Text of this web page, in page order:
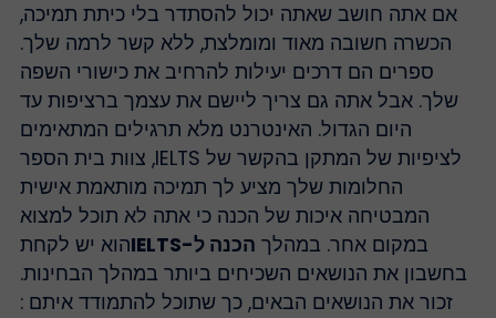
אם אתה חושב שאתה יכול להסתדר בלי כיתת תמיכה,
הכשרה חשובה מאוד ומומלצת, ללא קשר לרמה שלך.
ספרים הם דרכים יעילות להרחיב את כישורי השפה
שלך. אבל אתה גם צריך ליישם את עצמך ברציפות עד
היום הגדול. האינטרנט מלא תרגילים המתאימים
לציפיות של המתקן בהקשר של IELTS, צוות בית הספר
החלומות שלך מציע לך תמיכה מותאמת אישית
המבטיחה איכות של הכנה כי אתה לא תוכל למצוא
במקום אחר. במהלךהכנה ל-IELTS
הוא יש לקחת
בחשבון את הנושאים השכיחים ביותר במהלך הבחינות.
זכור את הנושאים הבאים, כך שתוכל להתמודד איתם :